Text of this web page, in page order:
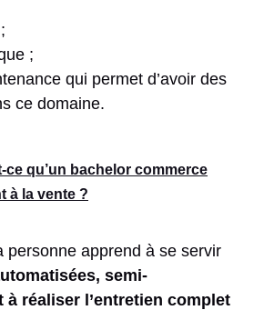
;
qui permet d’avoir des
ce domaine.
ce qu’un bachelor commerce
à la vente ?
personne apprend à se servir
semi-
à réaliser l’entretien complet